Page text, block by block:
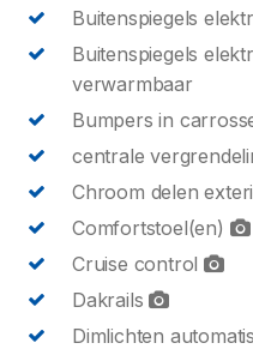
Buitenspiegels
Buitenspiegels
verwarmbaar
Bumpers in
centrale
Chroom delen
Comfortstoel(en)
Cruise control
Dakrails
Dimlichten